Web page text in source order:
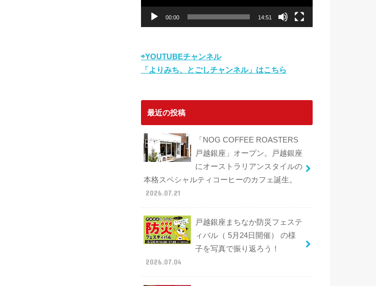
00:00 14:51
⇨YOUTUBEチャンネル
「よりみち、とごしチャンネル」はこちら
最近の投稿
「NOG COFFEE ROASTERS
戸越銀座」オープン。戸越銀座
にオーストラリアンスタイルの
本格スペシャルティコーヒーのカフェ誕生。
2026.07.21
戸越銀座まちなか防災フェステ
ィバル（ 5月24日開催） の様
子を写真で振り返ろう！
2026.07.04